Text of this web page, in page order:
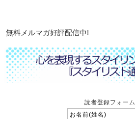
無料メルマガ好評配信中!
読者登録フォーム
お名前(姓名)